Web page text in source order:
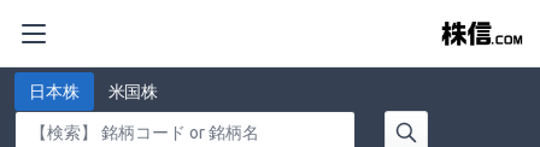
日本株 米国株